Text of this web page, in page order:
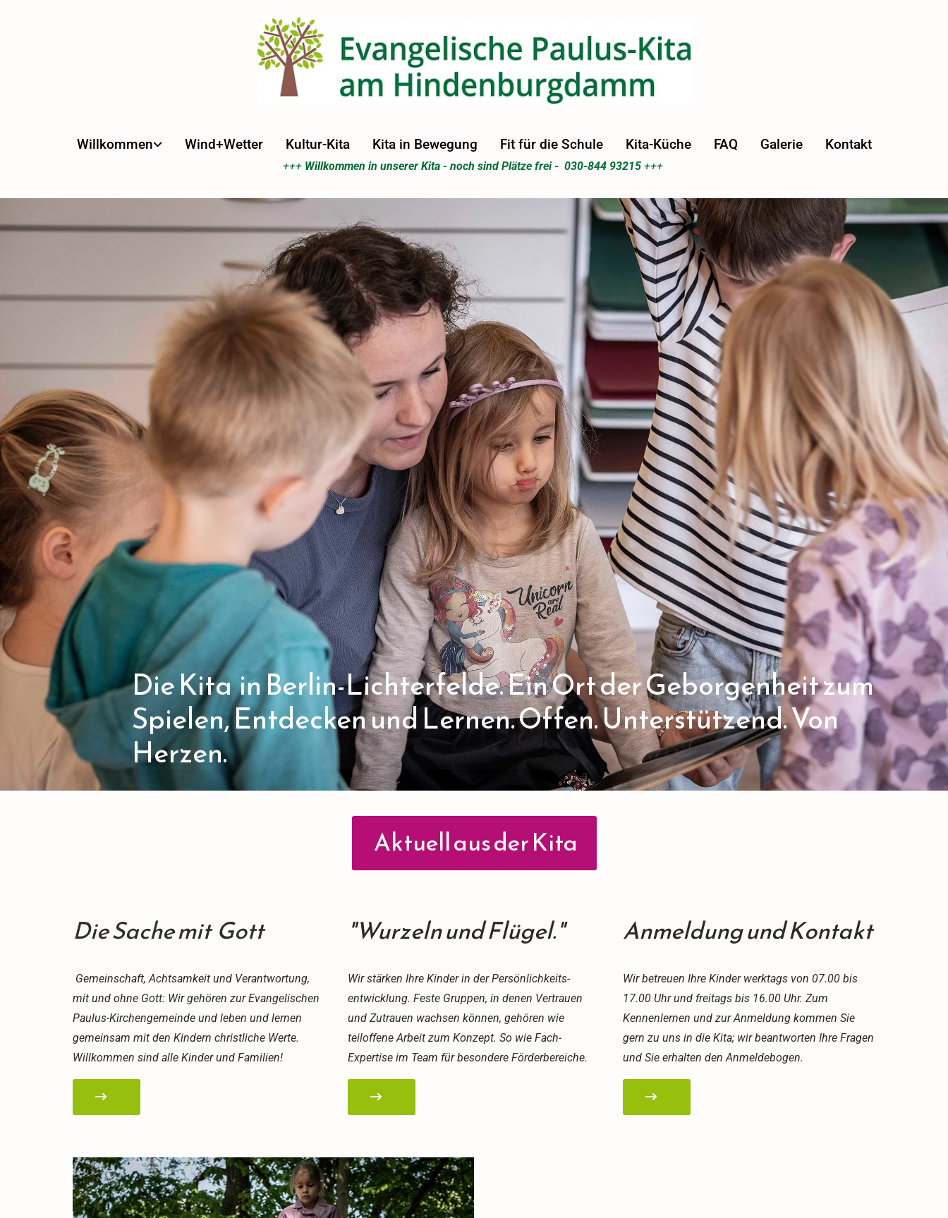
Willkommen Wind+Wetter Kultur-Kita Kita in Bewegung Fit für die Schule Kita-Küche FAQ Galerie Kontakt
+++ Willkommen in unserer Kita - noch sind Plätze frei - 030-844 93215+++
Die Kita in Berlin-Lichterfelde. Ein Ort der Geborgenheit zum
Spielen, Entdecken und Lernen. Offen. Unterstützend. Von
Herzen.
Aktuell aus der Kita
Die Sache mitGott
Gemeinschaft, Achtsamkeit und Verantwortung,
mit und ohne Gott: Wir gehören zur Evangelischen
Paulus-Kirchengemeinde und leben und lernen
gemeinsam mit den Kindern christliche Werte.
Willkommen sind alle Kinder und Familien!
"Wurzeln und Flügel."
Wir stärken Ihre Kinder in der Persönlichkeits-
entwicklung. Feste Gruppen, in denen Vertrauen
und Zutrauen wachsen können, gehören wie
teiloffene Arbeit zum Konzept. So wie Fach-
Expertise im Team für besondere Förderbereiche.
Anmeldung und Kontakt
Wir betreuen Ihre Kinder werktags von 07.00 bis
17.00 Uhr und freitags bis 16.00 Uhr. Zum
Kennenlernen und zur Anmeldung kommen Sie
gern zu uns in die Kita; wir beantworten Ihre Fragen
und Sie erhalten den Anmeldebogen.